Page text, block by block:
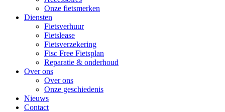
Onze fietsmerken
Diensten
Fietsverhuur
Fietslease
Fietsverzekering
Fisc Free Fietsplan
Reparatie & onderhoud
Over ons
Over ons
Onze geschiedenis
Nieuws
Contact